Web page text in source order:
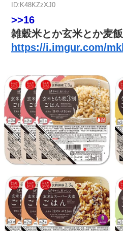
ID:K48KZzXJ0
>>16
雑穀米とか玄米とか麦
https://i.imgur.com/